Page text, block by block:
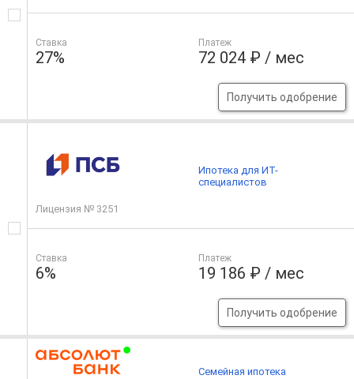
Ставка
27%
Платеж
72 024 ₽ / мес
Получить одобрение
Лицензия № 3251
Ставка
6%
Платеж
19 186 ₽ / мес
Получить одобрение
Ипотека для ИТ-
специалистов
Семейная ипотека